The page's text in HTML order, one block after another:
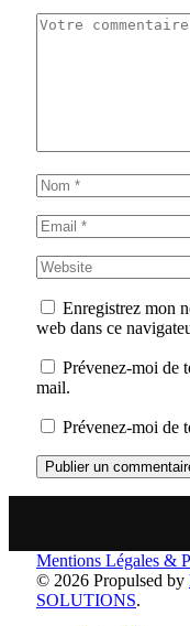
Enregistrez mon
web dans ce
Prévenez-moi de
mail.
Prévenez-moi de
Mentions Légales &
© 2026 Propulsed by
SOLUTIONS.